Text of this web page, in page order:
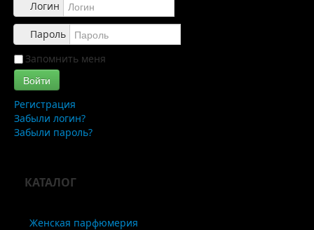
Каталог
Контакты
Логин
Пароль
Запомнить меня
Войти
Регистрация
Забыли логин?
Забыли пароль?
КАТАЛОГ
Женская парфюмерия